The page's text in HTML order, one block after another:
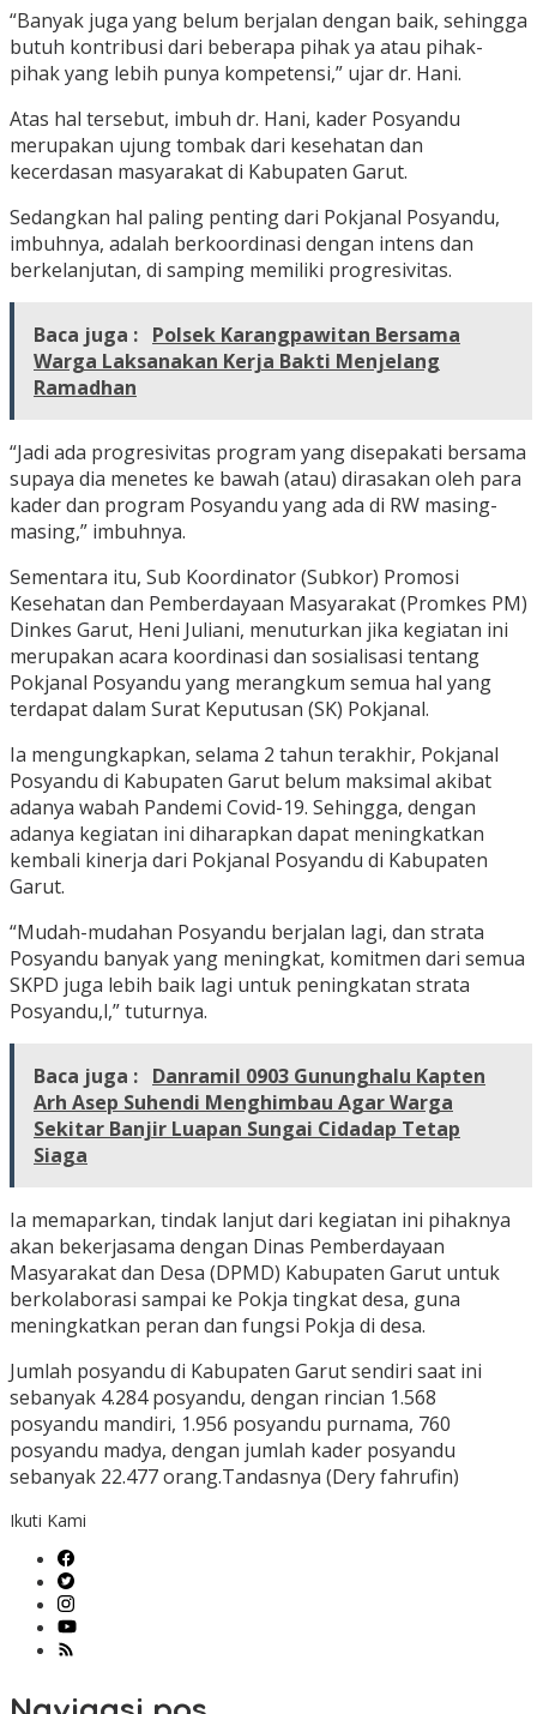
“Banyak juga yang belum berjalan dengan baik, sehingga
butuh kontribusi dari beberapa pihak ya atau pihak-
pihak yang lebih punya kompetensi,” ujar dr. Hani.
Atas hal tersebut, imbuh dr. Hani, kader Posyandu
merupakan ujung tombak dari kesehatan dan
kecerdasan masyarakat di Kabupaten Garut.
Sedangkan hal paling penting dari Pokjanal Posyandu,
imbuhnya, adalah berkoordinasi dengan intens dan
berkelanjutan, di samping memiliki progresivitas.
Baca juga : Polsek Karangpawitan Bersama
Warga Laksanakan Kerja Bakti Menjelang
Ramadhan
“Jadi ada progresivitas program yang disepakati bersama
supaya dia menetes ke bawah (atau) dirasakan oleh para
kader dan program Posyandu yang ada di RW masing-
masing,” imbuhnya.
Sementara itu, Sub Koordinator (Subkor) Promosi
Kesehatan dan Pemberdayaan Masyarakat (Promkes PM)
Dinkes Garut, Heni Juliani, menuturkan jika kegiatan ini
merupakan acara koordinasi dan sosialisasi tentang
Pokjanal Posyandu yang merangkum semua hal yang
terdapat dalam Surat Keputusan (SK) Pokjanal.
Ia mengungkapkan, selama 2 tahun terakhir, Pokjanal
Posyandu di Kabupaten Garut belum maksimal akibat
adanya wabah Pandemi Covid-19. Sehingga, dengan
adanya kegiatan ini diharapkan dapat meningkatkan
kembali kinerja dari Pokjanal Posyandu di Kabupaten
Garut.
“Mudah-mudahan Posyandu berjalan lagi, dan strata
Posyandu banyak yang meningkat, komitmen dari semua
SKPD juga lebih baik lagi untuk peningkatan strata
Posyandu,l,” tuturnya.
Baca juga : Danramil 0903 Gununghalu Kapten
Arh Asep Suhendi Menghimbau Agar Warga
Sekitar Banjir Luapan Sungai Cidadap Tetap
Siaga
Ia memaparkan, tindak lanjut dari kegiatan ini pihaknya
akan bekerjasama dengan Dinas Pemberdayaan
Masyarakat dan Desa (DPMD) Kabupaten Garut untuk
berkolaborasi sampai ke Pokja tingkat desa, guna
meningkatkan peran dan fungsi Pokja di desa.
Jumlah posyandu di Kabupaten Garut sendiri saat ini
sebanyak 4.284 posyandu, dengan rincian 1.568
posyandu mandiri, 1.956 posyandu purnama, 760
posyandu madya, dengan jumlah kader posyandu
sebanyak 22.477 orang.Tandasnya (Dery fahrufin)
Ikuti Kami